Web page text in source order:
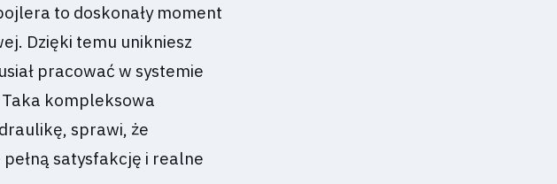
to doskonały moment
Dzięki temu unikniesz
pracować w systemie
kompleksowa
sprawi, że
satysfakcję i realne